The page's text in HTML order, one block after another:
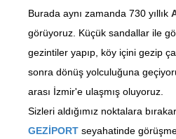
Burada aynı zamanda 730 yıllık
görüyoruz. Küçük sandallar ile
gezintiler yapıp, köy içini gezip
sonra dönüş yolculuğuna
arası İzmir'e ulaşmış oluyoruz.
Sizleri aldığımız noktalara
GEZİPORT seyahatinde